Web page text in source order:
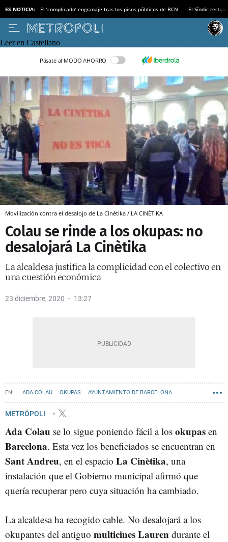
ES NOTICIA: El ‘complicado’ engranaje tras los pisos públicos de BCN El Síndic
Leer en Castellano
Pásate al MODO AHORRO
Movilización contra el desalojo de La Cinètika / LA CINÈTIKA
Colau se rinde a los okupas: no
desalojará La Cinètika
La alcaldesa justifica la complicidad con el colectivo en
una cuestión económica
23 diciembre, 2020 13:27
ADA COLAU OKUPAS AYUNTAMIENTO DE BARCELONA
METRÓPOLI
Ada Colau se lo sigue poniendo fácil a los okupas en
Barcelona. Esta vez los beneficiados se encuentran en
Sant Andreu, en el espacio La Cinètika, una
instalación que el Gobierno municipal afirmó que
quería recuperar pero cuya situación ha cambiado.
La alcaldesa ha recogido cable. No desalojará a los
okupantes del antiguo multicines Lauren durante el